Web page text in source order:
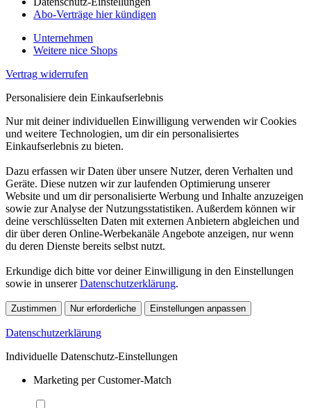
Abo-Verträge hier kündigen
Unternehmen
Weitere nice Shops
Vertrag widerrufen
Personalisiere dein Einkaufserlebnis
Nur mit deiner individuellen Einwilligung verwenden wir Cookies
und weitere Technologien, um dir ein personalisiertes
Einkaufserlebnis zu bieten.
Dazu erfassen wir Daten über unsere Nutzer, deren Verhalten und
Geräte. Diese nutzen wir zur laufenden Optimierung unserer
Website und um dir personalisierte Werbung und Inhalte anzuzeigen
sowie zur Analyse der Nutzungsstatistiken. Außerdem können wir
deine verschlüsselten Daten mit externen Anbietern abgleichen und
dir über deren Online-Werbekanäle Angebote anzeigen, nur wenn
du deren Dienste bereits selbst nutzt.
Erkundige dich bitte vor deiner Einwilligung in den Einstellungen
sowie in unsererDatenschutzerklärung.
Zustimmen Nur erforderliche Einstellungen anpassen
Datenschutzerklärung
Individuelle Datenschutz-Einstellungen
Marketing per Customer-Match